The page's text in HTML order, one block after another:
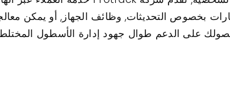
بخصوص التحديثات, وظائف الجهاز, أو يمكن
على الدعم طوال جهود إدارة الأسطول المختلط,